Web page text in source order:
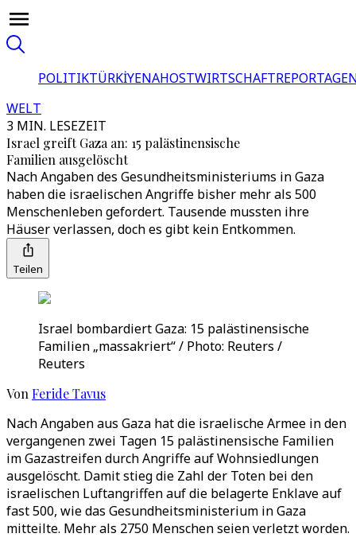
POLITIKTÜRKİYENAHOSTWIRTSCHAFT
WELT
3 MIN. LESEZEIT
Israel greift Gaza an: 15 palästinensische
Familien ausgelöscht
Nach Angaben des Gesundheitsministeriums in Gaza
haben die israelischen Angriffe bisher mehr als 500
Menschenleben gefordert. Tausende mussten ihre
Häuser verlassen, doch es gibt kein Entkommen.
Teilen
Israel bombardiert Gaza: 15 palästinensische
Familien „massakriert“ / Photo: Reuters /
Reuters
Von Feride Tavus
Nach Angaben aus Gaza hat die israelische Armee in den
vergangenen zwei Tagen 15 palästinensische Familien
im Gazastreifen durch Angriffe auf Wohnsiedlungen
ausgelöscht. Damit stieg die Zahl der Toten bei den
israelischen Luftangriffen auf die belagerte Enklave auf
fast 500, wie das Gesundheitsministerium in Gaza
mitteilte. Mehr als 2750 Menschen seien verletzt worden.